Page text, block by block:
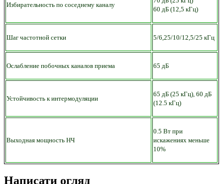
Избирательность по соседнему каналу
60 дБ (12,5 кГц)
Шаг частотной сетки 5/6,25/10/12,5/25 кГц
Ослабление побочных каналов приема 65 дБ
Устойчивость к интермодуляции
65 дБ (25 кГц), 60 дБ
(12.5 кГц)
Выходная мощность НЧ
0.5 Вт при
искажениях меньше
10%
Написати огляд